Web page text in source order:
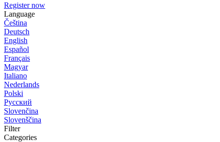
Register now
Language
Čeština
Deutsch
English
Español
Français
Magyar
Italiano
Nederlands
Polski
Русский
Slovenčina
Slovenščina
Filter
Categories